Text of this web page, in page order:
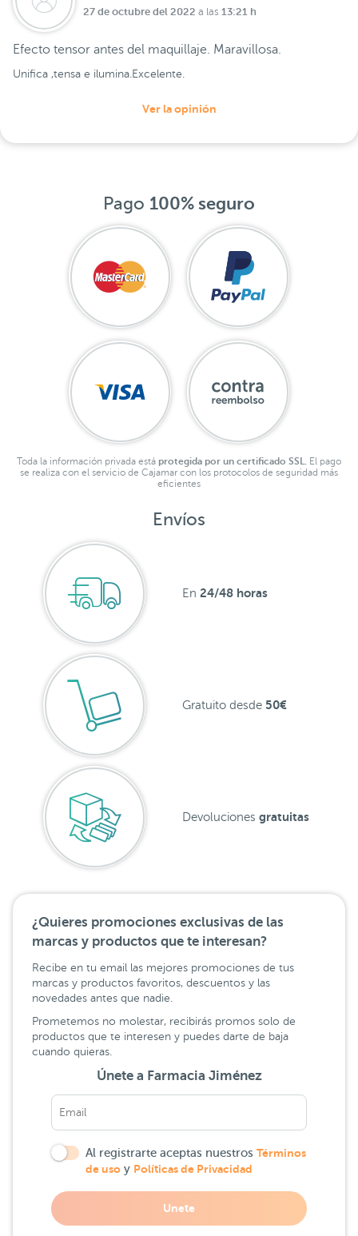
27 de octubre del 2022 a las 13:21 h
Efecto tensor antes del maquillaje. Maravillosa.
Unifica ,tensa e ilumina.Excelente.
Ver la opinión
Pago 100% seguro
Toda la información privada está protegida por un certificado SSL. El pago
se realiza con el servicio de Cajamar con los protocolos de seguridad más
eficientes
Envíos
En 24/48 horas
Gratuito desde 50€
Devoluciones gratuitas
¿Quieres promociones exclusivas de las
marcas y productos que te interesan?
Recibe en tu email las mejores promociones de tus
marcas y productos favoritos, descuentos y las
novedades antes que nadie.
Prometemos no molestar, recibirás promos solo de
productos que te interesen y puedes darte de baja
cuando quieras.
Únete a Farmacia Jiménez
Al registrarte aceptas nuestros Términos
de uso y Políticas de Privacidad
Unete